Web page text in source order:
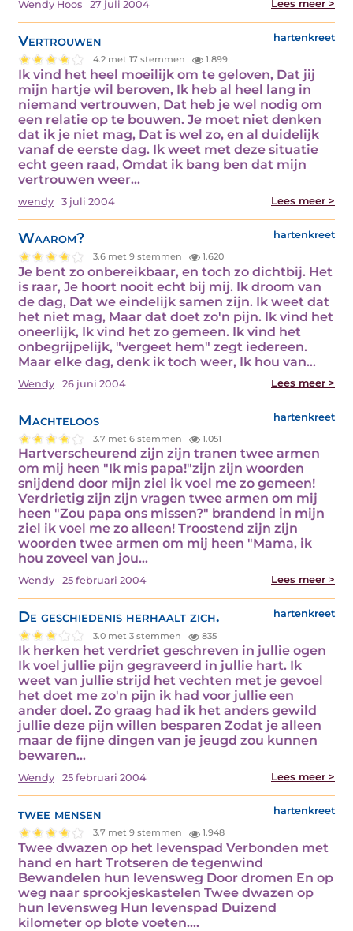
Wendy Hoos 27 juli 2004 Lees meer >
Vertrouwen hartenkreet
4.2 met 17 stemmen 1.899
Ik vind het heel moeilijk om te geloven, Dat jij
mijn hartje wil beroven, Ik heb al heel lang in
niemand vertrouwen, Dat heb je wel nodig om
een relatie op te bouwen. Je moet niet denken
dat ik je niet mag, Dat is wel zo, en al duidelijk
vanaf de eerste dag. Ik weet met deze situatie
echt geen raad, Omdat ik bang ben dat mijn
vertrouwen weer…
wendy 3 juli 2004 Lees meer >
Waarom? hartenkreet
3.6 met 9 stemmen 1.620
Je bent zo onbereikbaar, en toch zo dichtbij. Het
is raar, Je hoort nooit echt bij mij. Ik droom van
de dag, Dat we eindelijk samen zijn. Ik weet dat
het niet mag, Maar dat doet zo'n pijn. Ik vind het
oneerlijk, Ik vind het zo gemeen. Ik vind het
onbegrijpelijk, "vergeet hem" zegt iedereen.
Maar elke dag, denk ik toch weer, Ik hou van…
Wendy 26 juni 2004 Lees meer >
Machteloos hartenkreet
3.7 met 6 stemmen 1.051
Hartverscheurend zijn zijn tranen twee armen
om mij heen "Ik mis papa!"zijn zijn woorden
snijdend door mijn ziel ik voel me zo gemeen!
Verdrietig zijn zijn vragen twee armen om mij
heen "Zou papa ons missen?" brandend in mijn
ziel ik voel me zo alleen! Troostend zijn zijn
woorden twee armen om mij heen "Mama, ik
hou zoveel van jou…
Wendy 25 februari 2004 Lees meer >
De geschiedenis herhaalt zich. hartenkreet
3.0 met 3 stemmen 835
Ik herken het verdriet geschreven in jullie ogen
Ik voel jullie pijn gegraveerd in jullie hart. Ik
weet van jullie strijd het vechten met je gevoel
het doet me zo'n pijn ik had voor jullie een
ander doel. Zo graag had ik het anders gewild
jullie deze pijn willen besparen Zodat je alleen
maar de fijne dingen van je jeugd zou kunnen
bewaren…
Wendy 25 februari 2004 Lees meer >
twee mensen hartenkreet
3.7 met 9 stemmen 1.948
Twee dwazen op het levenspad Verbonden met
hand en hart Trotseren de tegenwind
Bewandelen hun levensweg Door dromen En op
weg naar sprookjeskastelen Twee dwazen op
hun levensweg Hun levenspad Duizend
kilometer op blote voeten.…